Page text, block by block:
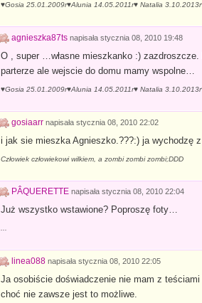
♥Gosia 25.01.2009r♥Alunia 14.05.2011r♥ Natalia
agnieszka87ts napisała stycznia 08, 2010 19:48
O , super …własne mieszkanko :)
parterze ale wejscie do domu mamy wspolne…
♥Gosia 25.01.2009r♥Alunia 14.05.2011r♥ Natalia
gosiaarr napisała stycznia 08, 2010 22:02
i jak sie mieszka Agnieszko.???:) ja wychodzę z
Człowiek człowiekowi wilkiem, a zombi zombi zombi;DDD
PÂQUERETTE napisała stycznia 08, 2010 22:04
Już wszystko wstawione? Poproszę foty…
...
linea088 napisała stycznia 08, 2010 22:05
Ja osobiście doświadczenie nie mam z
choć nie zawsze jest to możliwe.